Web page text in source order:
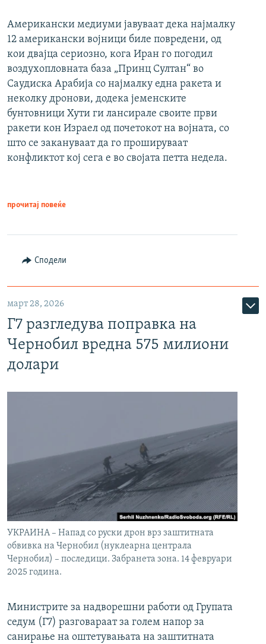
Американски медиуми јавуваат дека најмалку
12 американски војници биле повредени, од
кои двајца сериозно, кога Иран го погодил
воздухопловната база „Принц Султан“ во
Саудиска Арабија со најмалку една ракета и
неколку дронови, додека јеменските
бунтовници Хути ги лансирале своите први
ракети кон Израел од почетокот на војната, со
што се закануваат да го прошируваат
конфликтот кој сега е во својата петта недела.
прочитај повеќе
Сподели
март 28, 2026
Г7 разгледува поправка на
Чернобил вредна 575 милиони
долари
УКРАИНА – Напад со руски дрон врз заштитната
обвивка на Чернобил (нуклеарна централа
Чернобил) – последици. Забранета зона. 14 февруари
2025 година.
Министрите за надворешни работи од Групата
седум (Г7) разговараат за голем напор за
санирање на оштетувањата на заштитната